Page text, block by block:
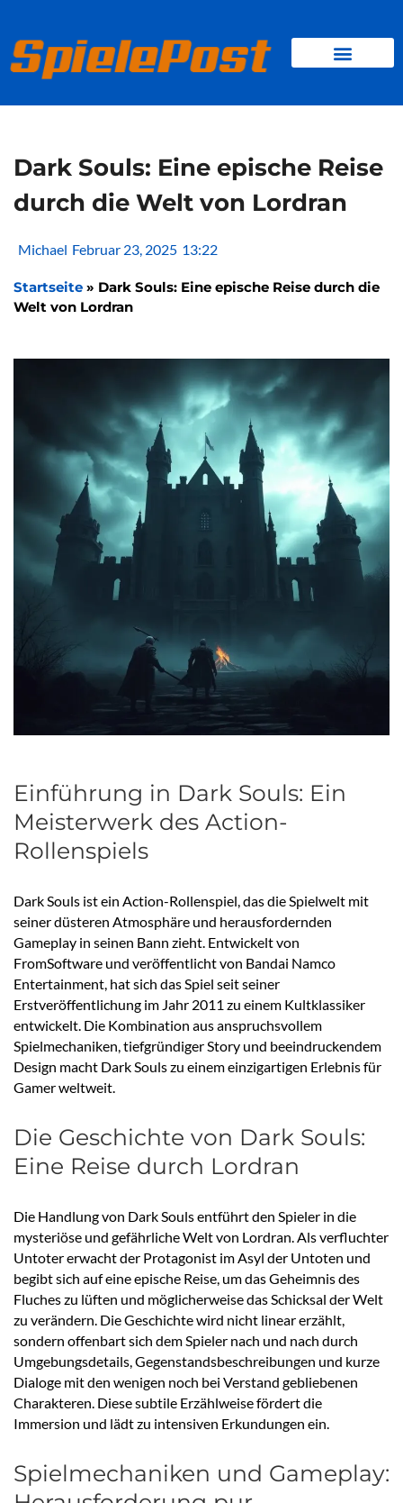
springen
Dark Souls: Eine epische Reise
durch die Welt von Lordran
Michael Februar 23, 2025 13:22
Startseite » Dark Souls: Eine epische Reise durch die
Welt von Lordran
Einführung in Dark Souls: Ein
Meisterwerk des Action-
Rollenspiels
Dark Souls ist ein Action-Rollenspiel, das die Spielwelt mit
seiner düsteren Atmosphäre und herausfordernden
Gameplay in seinen Bann zieht. Entwickelt von
FromSoftware und veröffentlicht von Bandai Namco
Entertainment, hat sich das Spiel seit seiner
Erstveröffentlichung im Jahr 2011 zu einem Kultklassiker
entwickelt. Die Kombination aus anspruchsvollem
Spielmechaniken, tiefgründiger Story und beeindruckendem
Design macht Dark Souls zu einem einzigartigen Erlebnis für
Gamer weltweit.
Die Geschichte von Dark Souls:
Eine Reise durch Lordran
Die Handlung von Dark Souls entführt den Spieler in die
mysteriöse und gefährliche Welt von Lordran. Als verfluchter
Untoter erwacht der Protagonist im Asyl der Untoten und
begibt sich auf eine epische Reise, um das Geheimnis des
Fluches zu lüften und möglicherweise das Schicksal der Welt
zu verändern. Die Geschichte wird nicht linear erzählt,
sondern offenbart sich dem Spieler nach und nach durch
Umgebungsdetails, Gegenstandsbeschreibungen und kurze
Dialoge mit den wenigen noch bei Verstand gebliebenen
Charakteren. Diese subtile Erzählweise fördert die
Immersion und lädt zu intensiven Erkundungen ein.
Spielmechaniken und Gameplay: